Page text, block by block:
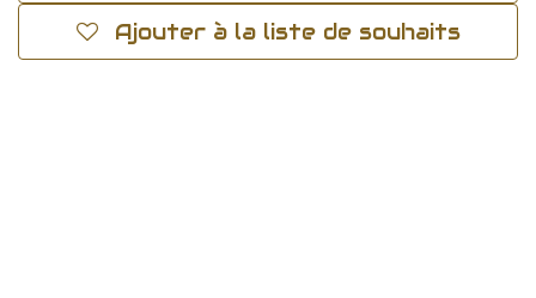
Ajouter à la liste de souhaits